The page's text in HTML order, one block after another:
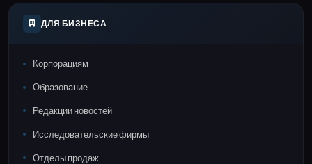
ДЛЯ БИЗНЕСА
Корпорациям
Образование
Редакции новостей
Исследовательские фирмы
Отделы продаж